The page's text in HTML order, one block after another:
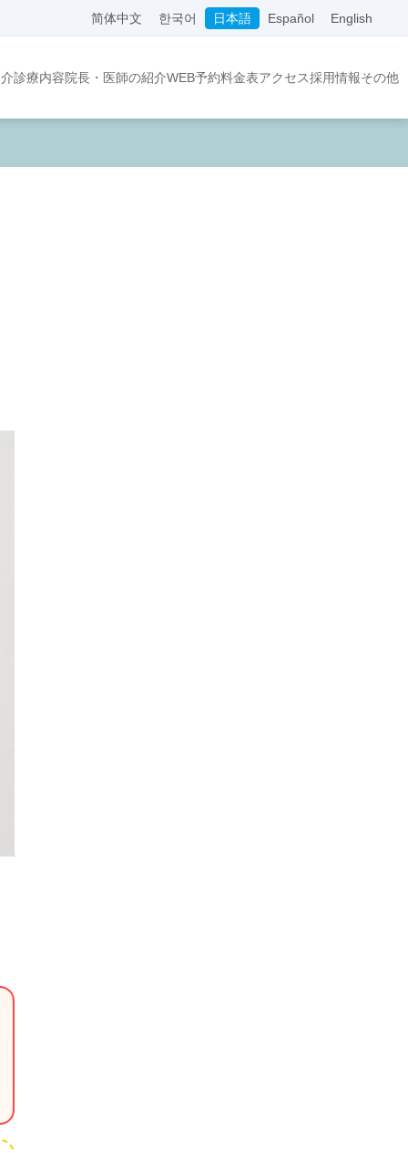
简体中文 한국어 日本語 Español English
診療内容院長・医師の紹介WEB予約料金表アクセス採用情報その他